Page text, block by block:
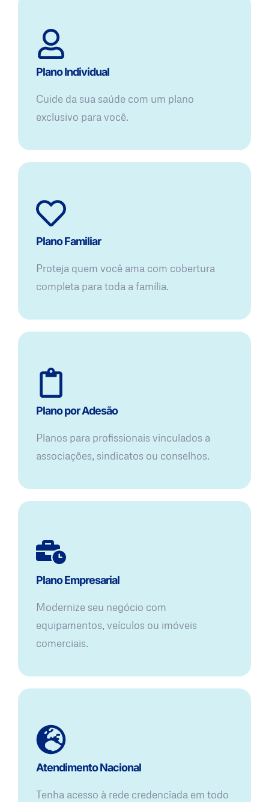
Plano Individual
Cuide da sua saúde com um plano
exclusivo para você.
Plano Familiar
Proteja quem você ama com cobertura
completa para toda a família.
Plano por Adesão
Planos para profissionais vinculados a
associações, sindicatos ou conselhos.
Plano Empresarial
Modernize seu negócio com
equipamentos, veículos ou imóveis
comerciais.
Atendimento Nacional
Tenha acesso à rede credenciada em todo